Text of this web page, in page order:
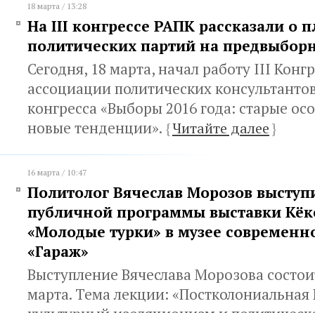
18 марта / 13:28
На III конгрессе РАПК рассказали о
политических партий на
Сегодня, 18 марта, начал работу III
ассоциации политических
конгресса «Выборы 2016 года: старые
новые тенденции». {Читайте далее}
16 марта / 10:47
Политолог Вячеслав Морозов
публичной программы выставки
«Молодые турки» в музее
«Гараж»
Выступление Вячеслава Морозова
марта. Тема лекции: «Постколониальная